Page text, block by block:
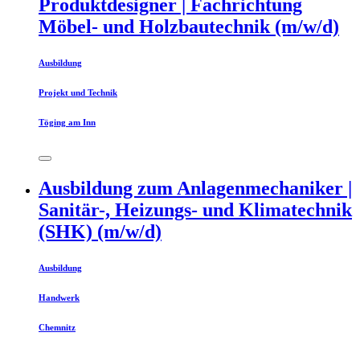
Produktdesigner | Fachrichtung
Möbel- und Holzbautechnik (m/w/d)
Ausbildung
Projekt und Technik
Töging am Inn
Ausbildung zum Anlagenmechaniker |
Sanitär-, Heizungs- und Klimatechnik
(SHK) (m/w/d)
Ausbildung
Handwerk
Chemnitz